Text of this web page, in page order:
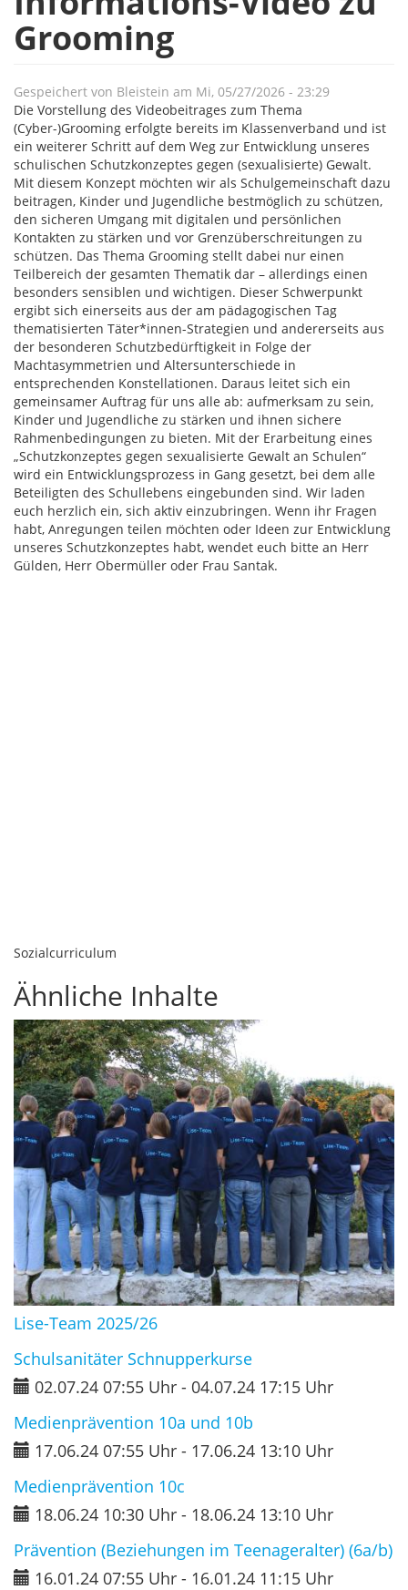
Grooming
Gespeichert von Bleistein am Mi, 05/27/2026 - 23:29
Die Vorstellung des Videobeitrages zum Thema
(Cyber-)Grooming erfolgte bereits im Klassenverband und ist
ein weiterer Schritt auf dem Weg zur Entwicklung unseres
schulischen Schutzkonzeptes gegen (sexualisierte) Gewalt.
Mit diesem Konzept möchten wir als Schulgemeinschaft dazu
beitragen, Kinder und Jugendliche bestmöglich zu schützen,
den sicheren Umgang mit digitalen und persönlichen
Kontakten zu stärken und vor Grenzüberschreitungen zu
schützen. Das Thema Grooming stellt dabei nur einen
Teilbereich der gesamten Thematik dar – allerdings einen
besonders sensiblen und wichtigen. Dieser Schwerpunkt
ergibt sich einerseits aus der am pädagogischen Tag
thematisierten Täter*innen-Strategien und andererseits aus
der besonderen Schutzbedürftigkeit in Folge der
Machtasymmetrien und Altersunterschiede in
entsprechenden Konstellationen. Daraus leitet sich ein
gemeinsamer Auftrag für uns alle ab: aufmerksam zu sein,
Kinder und Jugendliche zu stärken und ihnen sichere
Rahmenbedingungen zu bieten. Mit der Erarbeitung eines
„Schutzkonzeptes gegen sexualisierte Gewalt an Schulen“
wird ein Entwicklungsprozess in Gang gesetzt, bei dem alle
Beteiligten des Schullebens eingebunden sind. Wir laden
euch herzlich ein, sich aktiv einzubringen. Wenn ihr Fragen
habt, Anregungen teilen möchten oder Ideen zur Entwicklung
unseres Schutzkonzeptes habt, wendet euch bitte an Herr
Gülden, Herr Obermüller oder Frau Santak.
Sozialcurriculum
Ähnliche Inhalte
Lise-Team 2025/26
Schulsanitäter Schnupperkurse
02.07.24 07:55 Uhr - 04.07.24 17:15 Uhr
Medienprävention 10a und 10b
17.06.24 07:55 Uhr - 17.06.24 13:10 Uhr
Medienprävention 10c
18.06.24 10:30 Uhr - 18.06.24 13:10 Uhr
Prävention (Beziehungen im Teenageralter) (6a/b)
16.01.24 07:55 Uhr - 16.01.24 11:15 Uhr